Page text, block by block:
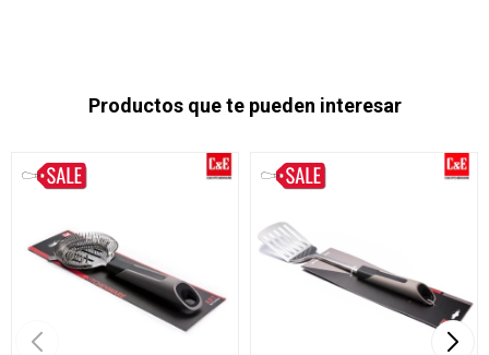
Productos que te pueden interesar